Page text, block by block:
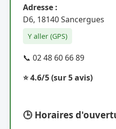
Adresse :
D6, 18140 Sancergues
Y aller (GPS)
📞 02 48 60 66 89
⭐ 4.6/5(sur 5 avis)
🕒 Horaires